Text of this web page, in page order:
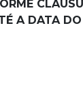
A DATA